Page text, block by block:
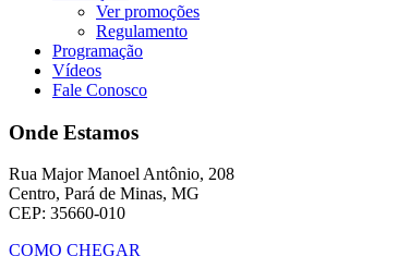
Ver promoções
Regulamento
Programação
Vídeos
Fale Conosco
Onde Estamos
Rua Major Manoel Antônio, 208
Centro, Pará de Minas, MG
CEP: 35660-010
COMO CHEGAR